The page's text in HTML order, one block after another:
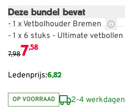
Deze bundel bevat
- 1 x Vetbolhouder Bremen
- 1 x 6 stuks - Ultimate vetbollen
7,987,58
Ledenprijs:6,82
OP VOORRAAD
2-4 werkdagen